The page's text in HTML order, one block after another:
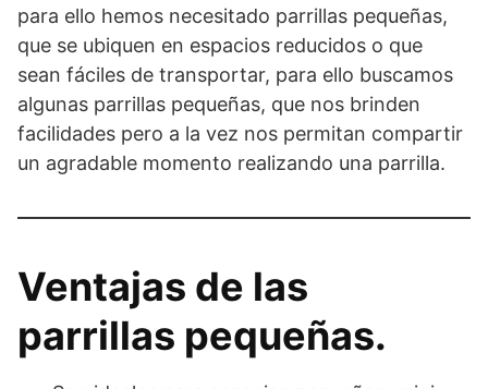
para ello hemos necesitado parrillas pequeñas,
que se ubiquen en espacios reducidos o que
sean fáciles de transportar, para ello buscamos
algunas parrillas pequeñas, que nos brinden
facilidades pero a la vez nos permitan compartir
un agradable momento realizando una parrilla.
Ventajas de las
parrillas pequeñas.